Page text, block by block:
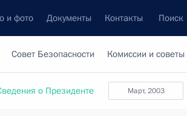
и фото Документы Контакты Поиск
Совет Безопасности Комиссии и советы
март, 2003
о Президенте